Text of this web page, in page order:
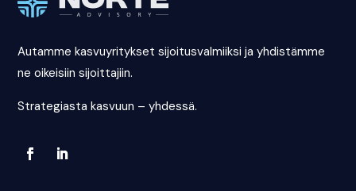
Autamme kasvuyritykset sijoitusvalmiiksi ja yhdistämme
ne oikeisiin sijoittajiin.
Strategiasta kasvuun – yhdessä.